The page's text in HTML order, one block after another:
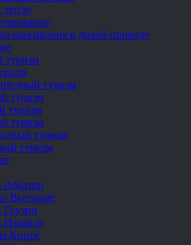
тепло
выживания в дикой природе
туризм
туризм
туризм
туризм
туризм
туризм
туризм
Абхазии
Вьетнаме
Грузии
Израиле
Кипре